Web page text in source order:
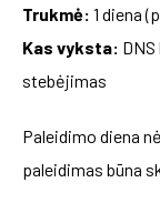
Trukmė: 1 diena
Kas vyksta:
stebėjimas
Paleidimo diena
paleidimas būna